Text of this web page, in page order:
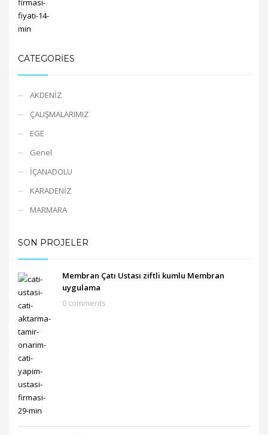
CATEGORIES
AKDENİZ
ÇALIŞMALARIMIZ
EGE
Genel
İÇANADOLU
KARADENİZ
MARMARA
SON PROJELER
Membran Çatı Ustası ziftli kumlu Membran
uygulama
0 comments